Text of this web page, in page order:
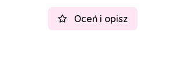
Oceń i opisz